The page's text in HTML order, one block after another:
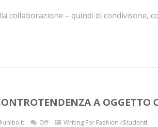
collaborazione – quindi di condivisone,
A OGGETTO
Off Writing For Fashion /Studenti